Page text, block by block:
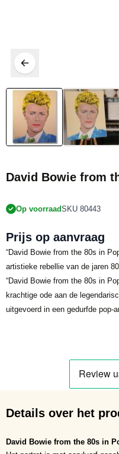
David Bowie from
Op voorraadSKU 80443
Prijs op aanvraag
“David Bowie from the 80s in
artistieke rebellie van de jaren
“David Bowie from the 80s in
krachtige ode aan de
uitgevoerd in een gedurfde pop-
Details over het
David Bowie from the 80s in